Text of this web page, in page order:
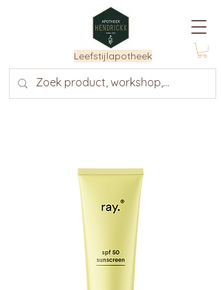
Leefstijlapotheek